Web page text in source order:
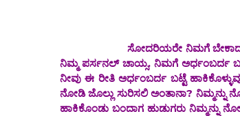
ಸೋದರಿಯರೇ ನಿಮಗೆ ಬೇಕಾದ
ನಿಮ್ಮ ಪರ್ಸನಲ್ ಚಾಯ್ಸ. ನಿಮಗೆ ಅರ್ಧಂಬರ್ದ ಬಟ್ಟೆ
ನೀವು ಈ ರೀತಿ ಅರ್ಧಂಬರ್ದ ಬಟ್ಟೆ
ನೋಡಿ ಜೊಲ್ಲು ಸುರಿಸಲಿ ಅಂತಾನಾ? ನಿಮ್ಮನ್ನು
‌ಹಾಕಿಕೊಂಡು ಬಂದಾಗ ಹುಡುಗರು